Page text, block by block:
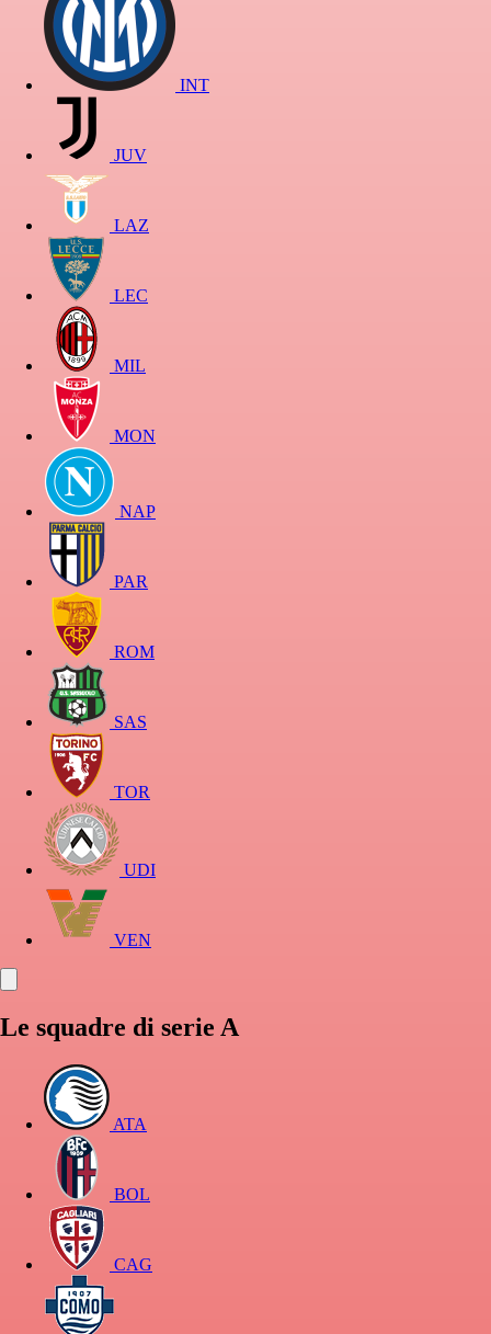
INT
JUV
LAZ
LEC
MIL
MON
NAP
PAR
ROM
SAS
TOR
UDI
VEN
Le squadre di serie A
ATA
BOL
CAG